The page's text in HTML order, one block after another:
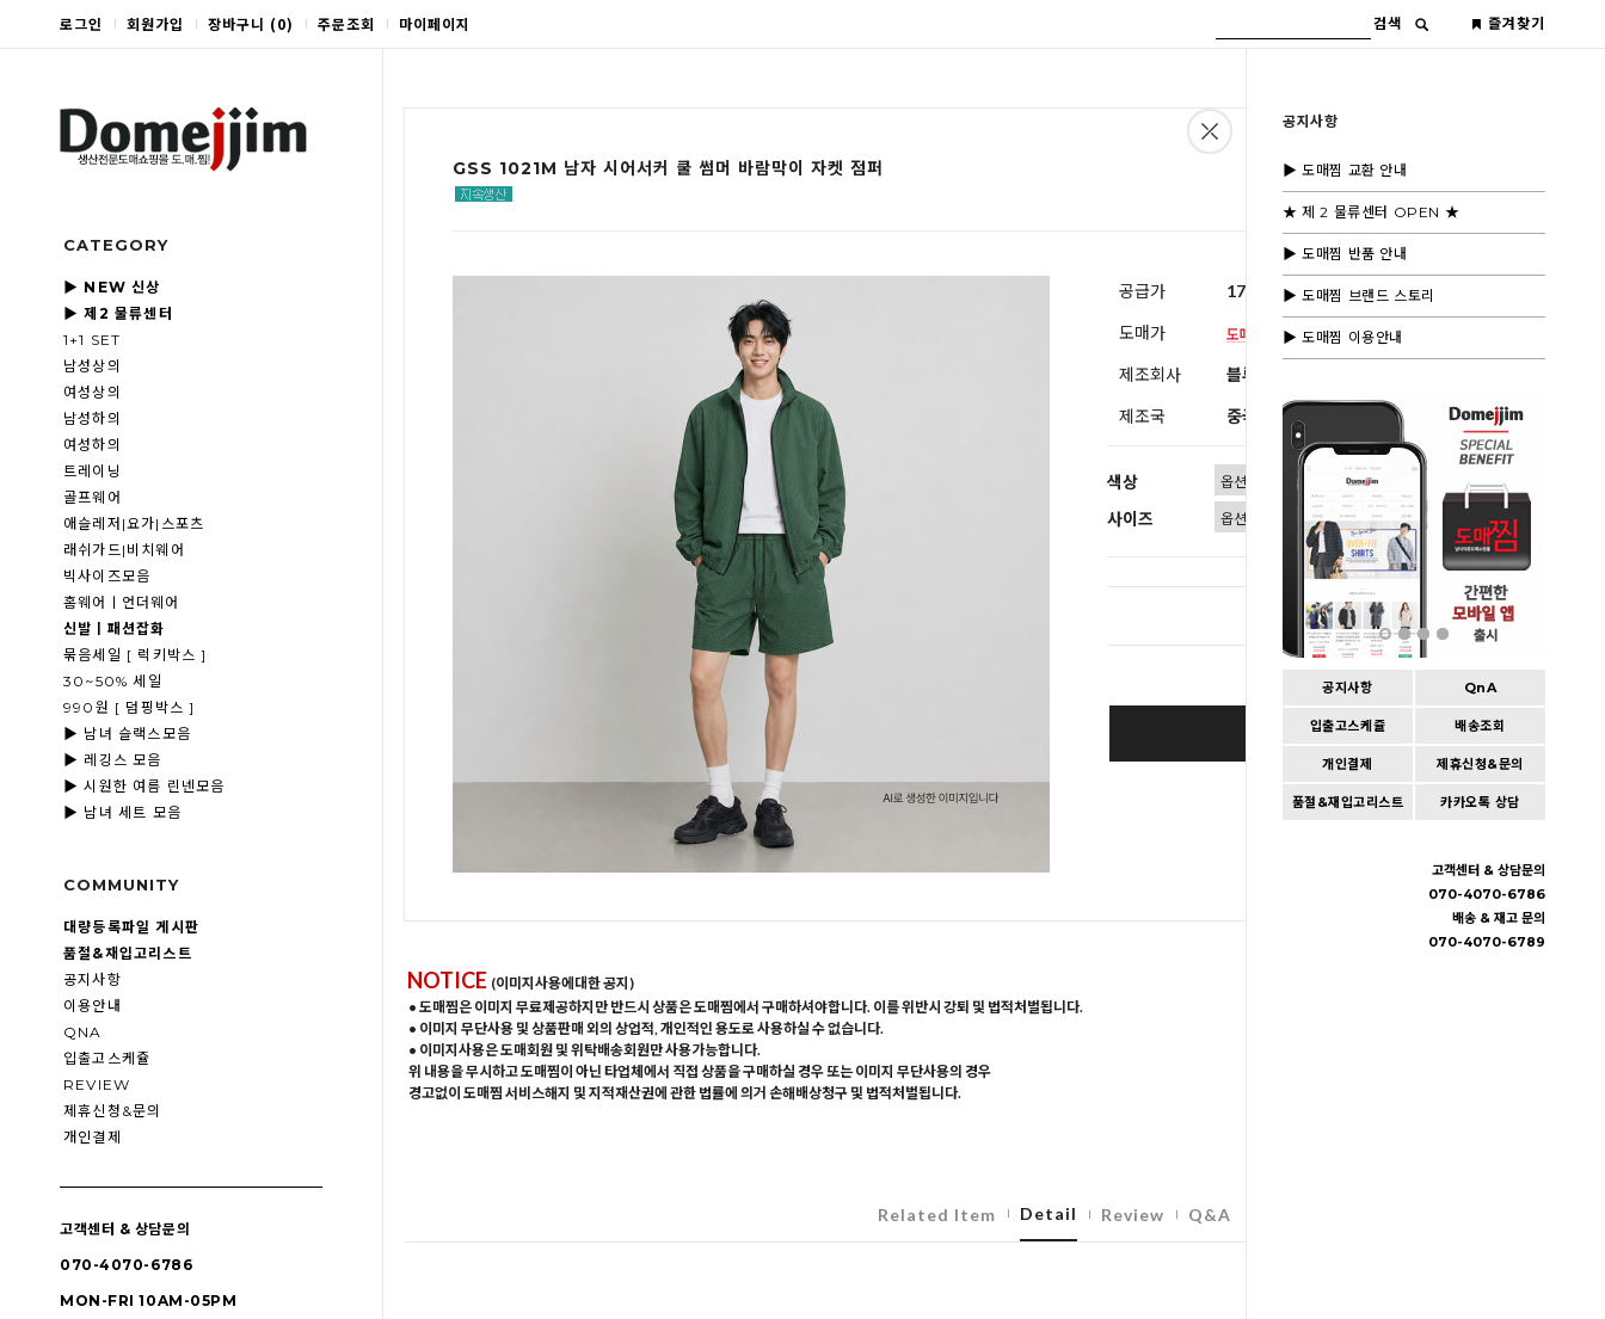
로그인 회원가입 장바구니 (0) 주문조회 마이페이지 검색 즐겨찾기
CATEGORY
▶ NEW 신상
▶ 제2 물류센터
1+1 SET
남성상의
여성상의
남성하의
여성하의
트레이닝
골프웨어
애슬레저|요가|스포츠
래쉬가드|비치웨어
빅사이즈모음
홈웨어ㅣ언더웨어
신발ㅣ패션잡화
묶음세일 [ 럭키박스 ]
30~50% 세일
990원 [ 덤핑박스 ]
▶ 남녀 슬랙스모음
▶ 레깅스 모음
▶ 시원한 여름 린넨모음
▶ 남녀 세트 모음
COMMUNITY
대량등록파일 게시판
품절&재입고리스트
공지사항
이용안내
QNA
입출고스케쥴
REVIEW
제휴신청&문의
개인결제
고객센터 & 상담문의
070-4070-6786
MON-FRI 10AM-05PM
공지사항
▶ 도매찜 교환 안내
★ 제 2 물류센터 OPEN ★
▶ 도매찜 반품 안내
▶ 도매찜 브랜드 스토리
▶ 도매찜 이용안내
공지사항 QnA
입출고스케쥴 배송조회
개인결제 제휴신청&문의
품절&재입고리스트 카카오톡 상담
고객센터 & 상담문의
070-4070-6786
배송 & 재고 문의
070-4070-6789
GSS 1021M 남자 시어서커 쿨 썸머 바람막이 자켓 점퍼
공급가 17,000원 (부가세별도)
도매가
제조회사 블루모드제휴사
제조국 중국
색상
사이즈
BUY IT NOW
Cart | Wishlist
NOTICE (이미지사용에대한 공지)
• 도매찜은 이미지 무료제공하지만 반드시 상품은 도매찜에서 구매하셔야합니다. 이를 위반시 강퇴 및 법적처벌됩니다.
• 이미지 무단사용 및 상품판매 외의 상업적, 개인적인 용도로 사용하실 수 없습니다.
• 이미지사용은 도매회원 및 위탁배송회원만 사용가능합니다.
위 내용을 무시하고 도매찜이 아닌 타업체에서 직접 상품을 구매하실 경우 또는 이미지 무단사용의 경우
경고없이 도매찜 서비스해지 및 지적재산권에 관한 법률에 의거 손해배상청구 및 법적처벌됩니다.
Related Item Detail Review Q&A